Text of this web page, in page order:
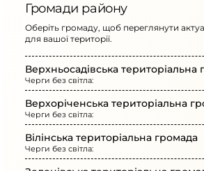
Громади району
Оберіть громаду, щоб переглянути
для вашої території.
Верхньосадівська
Черги без світла:
Верхоріченська
Черги без світла:
Вілінська територіальна громада
Черги без світла: